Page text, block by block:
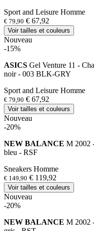
Sport and Leisure Homme
€ 79,90 € 67,92
Voir tailles et couleurs
Nouveau
-15%
ASICS Gel Venture 11 -
noir - 003 BLK-GRY
Sport and Leisure Homme
€ 79,90 € 67,92
Voir tailles et couleurs
Nouveau
-20%
NEW BALANCE M 2002
bleu - RSF
Sneakers Homme
€ 149,90 € 119,92
Voir tailles et couleurs
Nouveau
-20%
NEW BALANCE M 2002